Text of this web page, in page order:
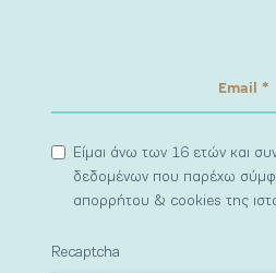
Είμαι άνω των 16 ετών και
δεδομένων που παρέχω
απορρήτου & cookies της
Recaptcha